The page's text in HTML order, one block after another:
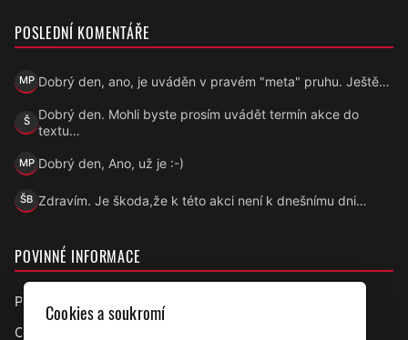
POSLEDNÍ KOMENTÁŘE
MPMarek Přecechtěl
Dobrý den, ano, je uváděn v pravém "meta" pruhu. Ještě…
ŠŠárka
Dobrý den. Mohli byste prosím uvádět termín akce do
textu…
MP
Marek Přecechtěl
Dobrý den, Ano, už je :-)
ŠBŠárka B.
Zdravím. Je škoda,že k této akci není k dnešnímu dni…
POVINNÉ INFORMACE
Prohlášení o přístupnosti
Ochrana osobních údajů
Cookies a soukromí